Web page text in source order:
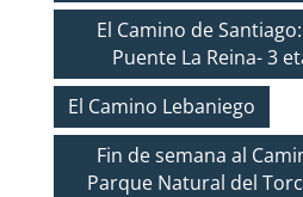
El Camino de
Puente La Reina- 3
El Camino Lebaniego
Fin de semana al
Parque Natural del